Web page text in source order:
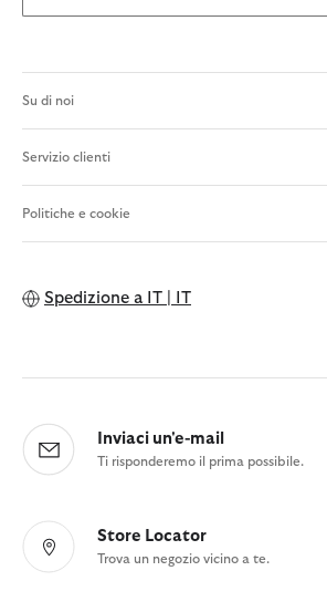
Su di noi
Servizio clienti
Politiche e cookie
Spedizione a IT | IT
Inviaci un'e-mail
Ti risponderemo il prima possibile.
Store Locator
Trova un negozio vicino a te.